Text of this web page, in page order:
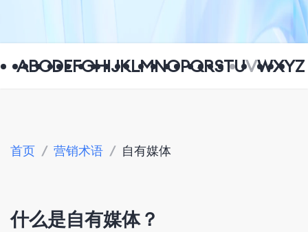
ABCDEFGHIJKLMNOPQRSTUVWXYZ
首页 / 营销术语 / 自有媒体
什么是自有媒体？